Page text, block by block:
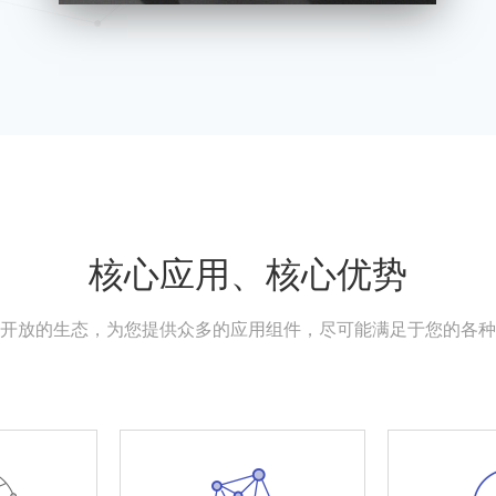
核心应用、核心优势
放的生态，为您提供众多的应用组件，尽可能满足于您的各